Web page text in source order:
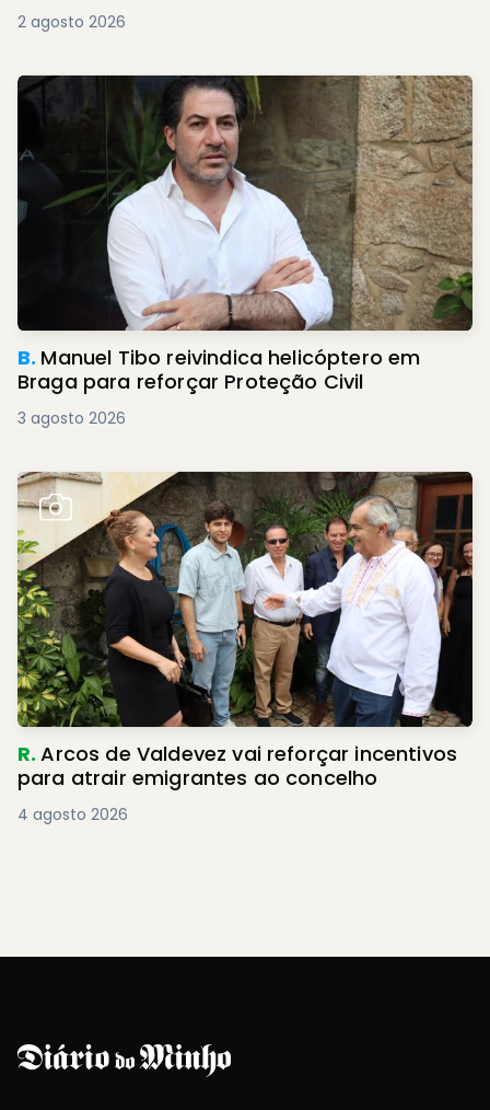
2 agosto 2026
B. Manuel Tibo reivindica helicóptero em
Braga para reforçar Proteção Civil
3 agosto 2026
R.Arcos de Valdevez vai reforçar incentivos
para atrair emigrantes ao concelho
4 agosto 2026